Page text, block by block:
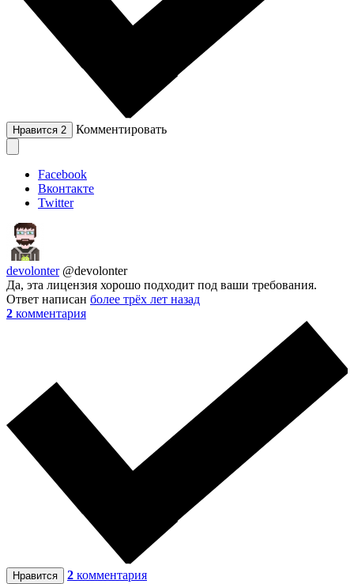
Нравится 2 Комментировать
Facebook
Вконтакте
Twitter
devolonter @devolonter
Да, эта лицензия хорошо подходит под ваши требования.
Ответ написан более трёх лет назад
2 комментария
Нравится 2 комментария